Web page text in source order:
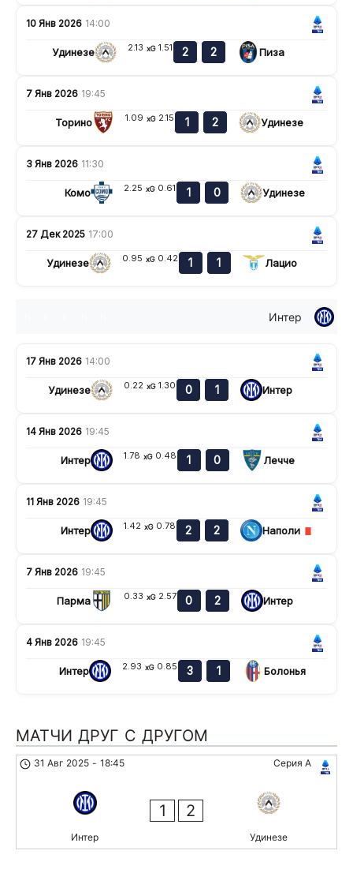
10 Янв 2026 14:00
Удинезе 2.13 xG 1.51 2 2 Пиза
7 Янв 2026 19:45
Торино 1.09 xG 2.15 1 2 Удинезе
3 Янв 2026 11:30
Комо 2.25 xG 0.61 1 0 Удинезе
27 Дек 2025 17:00
Удинезе 0.95 xG 0.42 1 1 Лацио
Интер
17 Янв 2026 14:00
Удинезе 0.22 xG 1.30 0 1 Интер
14 Янв 2026 19:45
Интер 1.78 xG 0.48 1 0 Лечче
11 Янв 2026 19:45
Интер 1.42 xG 0.78 2 2 Наполи
7 Янв 2026 19:45
Парма 0.33 xG 2.57 0 2 Интер
4 Янв 2026 19:45
Интер 2.93 xG 0.85 3 1 Болонья
МАТЧИ ДРУГ С ДРУГОМ
Серия А
31 Авг 2025 - 18:45
Интер
1 2
Удинезе